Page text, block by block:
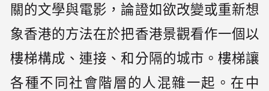
關的文學與電影，論證如欲改變或重新想
象香港的方法在於把香港景觀看作一個以
樓梯構成、連接、和分隔的城市。樓梯讓
各種不同社會階層的人混雜一起。在中